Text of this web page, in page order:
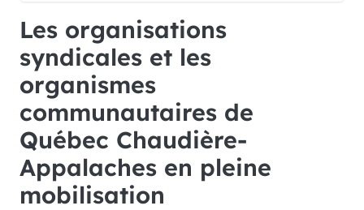
Les organisations
syndicales et les
organismes
communautaires de
Québec Chaudière-
Appalaches en pleine
mobilisation